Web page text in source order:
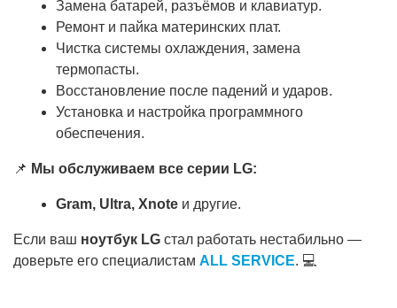
Замена батарей, разъёмов и клавиатур.
Ремонт и пайка материнских плат.
Чистка системы охлаждения, замена
термопасты.
Восстановление после падений и ударов.
Установка и настройка программного
обеспечения.
📌 Мы обслуживаем все серии LG:
Gram, Ultra, Xnote и другие.
Если ваш ноутбук LG стал работать нестабильно —
доверьте его специалистам ALL SERVICE. 💻